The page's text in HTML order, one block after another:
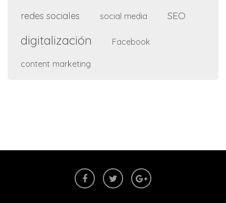
redes sociales social media SEO
digitalización Facebook
content marketing